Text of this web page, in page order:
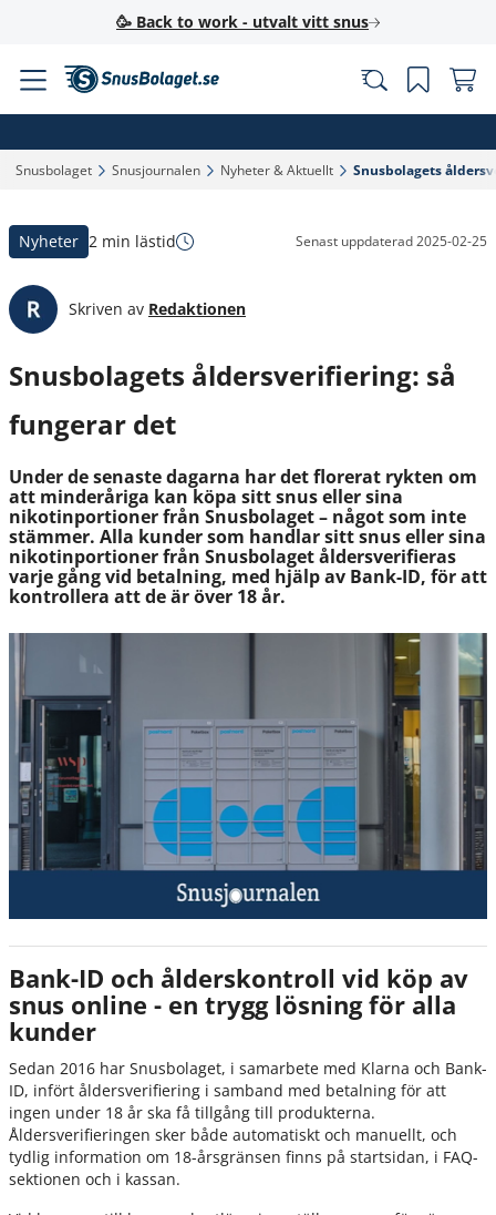
🥳 Back to work - utvalt vitt snus
Snusbolaget‎ Snusjournalen‎ Nyheter & Aktuellt‎ Snusbolagets
Nyheter 2 min lästid Senast uppdaterad2025-02-25
Skriven av Redaktionen
Snusbolagets åldersverifiering: så
fungerar det
Under de senaste dagarna har det florerat rykten om
att minderåriga kan köpa sitt snus eller sina
nikotinportioner från Snusbolaget – något som inte
stämmer. Alla kunder som handlar sitt snus eller sina
nikotinportioner från Snusbolaget åldersverifieras
varje gång vid betalning, med hjälp av Bank-ID, för att
kontrollera att de är över 18 år.
Bank-ID och ålderskontroll vid köp av
snus online - en trygg lösning för alla
kunder
Sedan 2016 har Snusbolaget, i samarbete med Klarna och Bank-
ID, infört åldersverifiering i samband med betalning för att
ingen under 18 år ska få tillgång till produkterna.
Åldersverifieringen sker både automatiskt och manuellt, och
tydlig information om 18-årsgränsen finns på startsidan, i FAQ-
sektionen och i kassan.